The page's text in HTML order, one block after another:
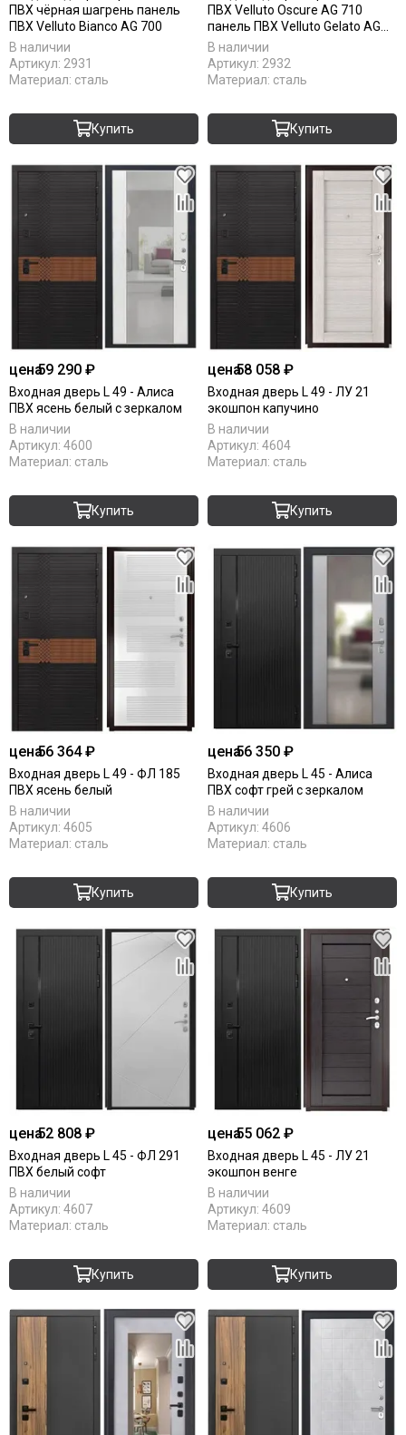
ПВХ чёрная шагрень панель
ПВХ Velluto Bianco AG 700
В наличии
Артикул: 2931
Материал: сталь
Купить
ПВХ Velluto Oscure AG 710
панель ПВХ Velluto Gelato AG
710
В наличии
Артикул: 2932
Материал: сталь
Купить
цена59 290 ₽
Входная дверь L 49 - Алиса
ПВХ ясень белый с зеркалом
В наличии
Артикул: 4600
Материал: сталь
Купить
цена58 058 ₽
Входная дверь L 49 - ЛУ 21
экошпон капучино
В наличии
Артикул: 4604
Материал: сталь
Купить
цена56 364 ₽
Входная дверь L 49 - ФЛ 185
ПВХ ясень белый
В наличии
Артикул: 4605
Материал: сталь
Купить
цена56 350 ₽
Входная дверь L 45 - Алиса
ПВХ софт грей с зеркалом
В наличии
Артикул: 4606
Материал: сталь
Купить
цена52 808 ₽
Входная дверь L 45 - ФЛ 291
ПВХ белый софт
В наличии
Артикул: 4607
Материал: сталь
Купить
цена55 062 ₽
Входная дверь L 45 - ЛУ 21
экошпон венге
В наличии
Артикул: 4609
Материал: сталь
Купить